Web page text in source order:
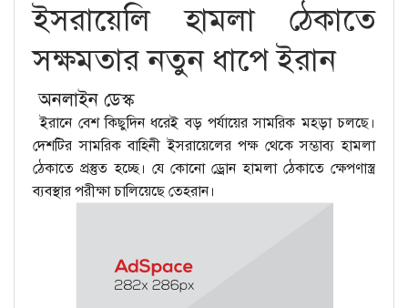
ইসরায়েলি হামলা ঠেকাতে
সক্ষমতার নতুন ধাপে ইরান
অনলাইন ডেস্ক
ইরানে বেশ কিছুদিন ধরেই বড় পর্যায়ের সামরিক মহড়া চলছে।
দেশটির সামরিক বাহিনী ইসরায়েলের পক্ষ থেকে সম্ভাব্য হামলা
ঠেকাতে প্রস্তুত হচ্ছে। যে কোনো ড্রোন হামলা ঠেকাতে ক্ষেপণাস্ত্র
ব্যবস্থার পরীক্ষা চালিয়েছে তেহরান।